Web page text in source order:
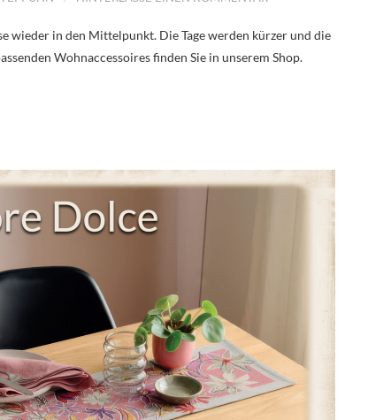
wieder in den Mittelpunkt. Die Tage werden kürzer und die
Wohnaccessoires finden Sie in unserem Shop.